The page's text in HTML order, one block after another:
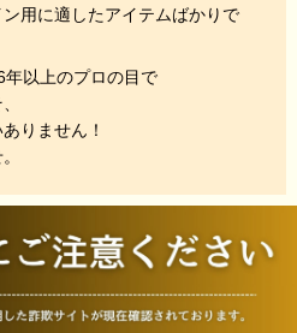
用に適したアイテムばかりで
以上のプロの目で
りません！